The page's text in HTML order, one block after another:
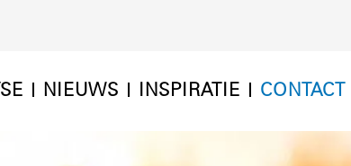
NIEUWS INSPIRATIE CONTACT